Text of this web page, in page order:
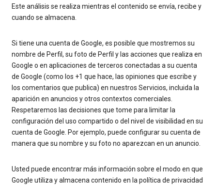
Este análisis se realiza mientras el contenido se envía, recibe y
cuando se almacena.
Si tiene una cuenta de Google, es posible que mostremos su
nombre de Perfil, su foto de Perfil y las acciones que realiza en
Google o en aplicaciones de terceros conectadas a su cuenta
de Google (como los +1 que hace, las opiniones que escribe y
los comentarios que publica) en nuestros Servicios, incluida la
aparición en anuncios y otros contextos comerciales.
Respetaremos las decisiones que tome para limitar la
configuración del uso compartido o del nivel de visibilidad en su
cuenta de Google. Por ejemplo, puede configurar su cuenta de
manera que su nombre y su foto no aparezcan en un anuncio.
Usted puede encontrar más información sobre el modo en que
Google utiliza y almacena contenido en la política de privacidad